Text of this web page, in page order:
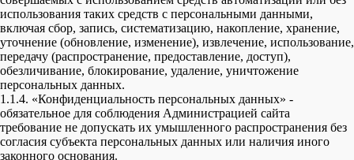
использования таких средств с персональными данными,
включая сбор, запись, систематизацию, накопление, хранение,
уточнение (обновление, изменение), извлечение, использование,
передачу (распространение, предоставление, доступ),
обезличивание, блокирование, удаление, уничтожение
персональных данных.
1.1.4. «Конфиденциальность персональных данных» -
обязательное для соблюдения Администрацией сайта
требование не допускать их умышленного распространения без
согласия субъекта персональных данных или наличия иного
законного основания.